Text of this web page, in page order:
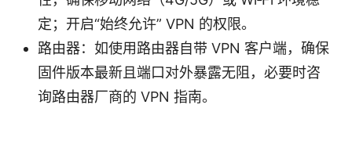
定；开启“始终允许” VPN 的权限。
路由器：如使用路由器自带 VPN 客户端，确保
固件版本最新且端口对外暴露无阻，必要时咨
询路由器厂商的 VPN 指南。